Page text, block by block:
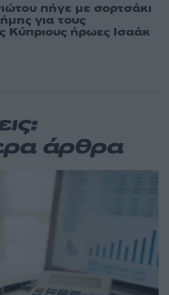
πήγε με σορτσάκι
για τους
Κύπριους ήρωες Ισαάκ
άρθρα